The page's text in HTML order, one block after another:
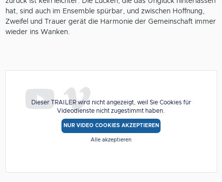
Dieser TRAILER wird nicht angezeigt, weil Sie Cookies für
Videodienste nicht zugestimmt haben.
NUR VIDEO COOKIES AKZEPTIEREN
Alle akzeptieren
hat, sind auch im Ensemble spürbar, und zwischen Hoffnung,
Zweifel und Trauer gerät die Harmonie der Gemeinschaft immer
wieder ins Wanken.